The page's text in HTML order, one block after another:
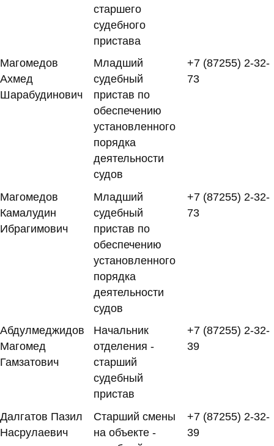
старшего
судебного
пристава
Магомедов
Ахмед
Шарабудинович
Младший
судебный
пристав по
обеспечению
установленного
порядка
деятельности
судов
+7 (87255) 2-32-
73
Магомедов
Камалудин
Ибрагимович
Младший
судебный
пристав по
обеспечению
установленного
порядка
деятельности
судов
+7 (87255) 2-32-
73
Абдулмеджидов
Магомед
Гамзатович
Начальник
отделения -
старший
судебный
пристав
+7 (87255) 2-32-
39
Далгатов Пазил
Насрулаевич
Старший смены
на объекте -
+7 (87255) 2-32-
39